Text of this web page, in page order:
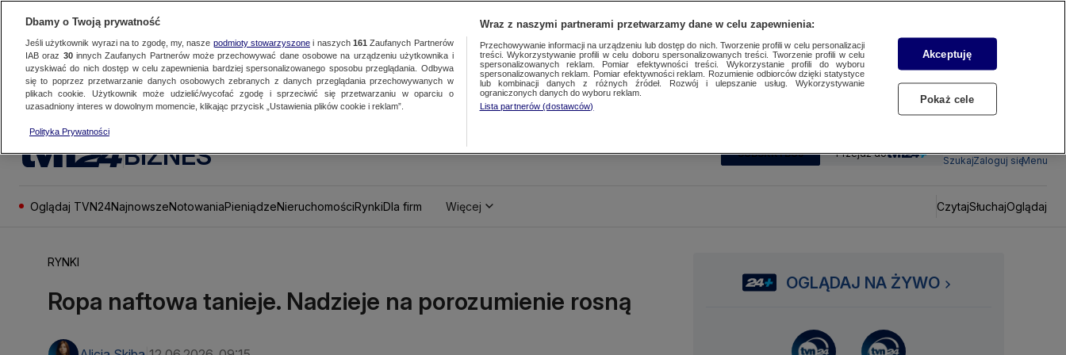
BIZNES SUBSKRYBUJ Przejdź do
SzukajZaloguj sięMenu
Oglądaj TVN24NajnowszeNotowaniaPieniądzeNieruchomościRynkiDla firm Więcej CzytajSłuchajOglądaj
RYNKI
Ropa naftowa tanieje. Nadzieje na porozumienie rosną
OGLĄDAJ NA ŻYWO
Dbamy o Twoją prywatność
Jeśli użytkownik wyrazi na to zgodę, my, nasze podmioty stowarzyszonei naszych 161 Zaufanych Partnerów
IAB oraz 30innych Zaufanych Partnerów może przechowywać dane osobowe na urządzeniu użytkownika i
uzyskiwać do nich dostęp w celu zapewnienia bardziej spersonalizowanego sposobu przeglądania. Odbywa
się to poprzez przetwarzanie danych osobowych zebranych z danych przeglądania przechowywanych w
plikach cookie. Użytkownik może udzielić/wycofać zgodę i sprzeciwić się przetwarzaniu w oparciu o
uzasadniony interes w dowolnym momencie, klikając przycisk „Ustawienia plików cookie i reklam”.
Polityka Prywatności
Wraz z naszymi partnerami przetwarzamy dane w celu zapewnienia:
Przechowywanie informacji na urządzeniu lub dostęp do nich. Tworzenie profili w celu personalizacji
treści. Wykorzystywanie profili w celu doboru spersonalizowanych treści. Tworzenie profili w celu
spersonalizowanych reklam. Pomiar efektywności treści. Wykorzystanie profili do wyboru
spersonalizowanych reklam. Pomiar efektywności reklam. Rozumienie odbiorców dzięki statystyce
lub kombinacji danych z różnych źródeł. Rozwój i ulepszanie usług. Wykorzystywanie
ograniczonych danych do wyboru reklam.
Lista partnerów (dostawców)
Akceptuję
Pokaż cele